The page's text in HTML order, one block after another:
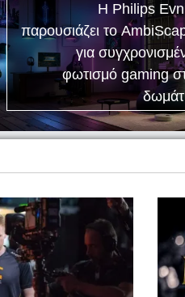
Η Philips
παρουσιάζει το
για
φωτισμό gaming